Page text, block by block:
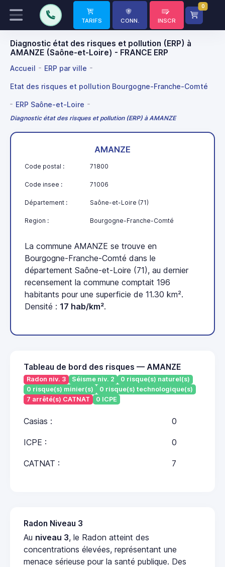
TARIFS CONN. INSCR
0
Diagnostic état des risques et pollution (ERP) à
AMANZE (Saône-et-Loire) - FRANCE ERP
Accueil ERP par ville
Etat des risques et pollution Bourgogne-Franche-Comté
ERP Saône-et-Loire
Diagnostic état des risques et pollution (ERP) à AMANZE
AMANZE
Code postal : 71800
Code insee : 71006
Département : Saône-et-Loire (71)
Region : Bourgogne-Franche-Comté
La commune AMANZE se trouve en
Bourgogne-Franche-Comté dans le
département Saône-et-Loire (71), au dernier
recensement la commune comptait 196
habitants pour une superficie de 11.30 km².
Densité : 17 hab/km².
Tableau de bord des risques — AMANZE
Radon niv. 3 Séisme niv. 2
0 risque(s) naturel(s)
0 risque(s) minier(s)
0 risque(s) technologique(s)
7 arrêté(s) CATNAT
0 ICPE
Casias : 0
ICPE : 0
CATNAT : 7
Radon Niveau 3
Au niveau 3, le Radon atteint des
concentrations élevées, représentant une
menace sérieuse pour la santé publique. Des